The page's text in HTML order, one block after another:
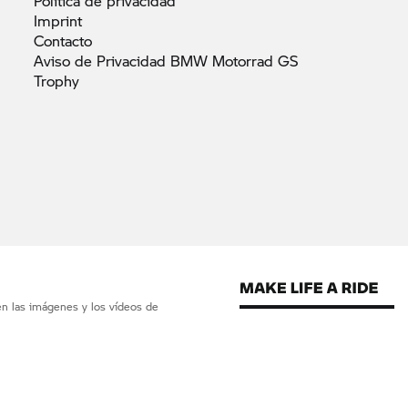
Imprint
Contacto
Aviso de Privacidad BMW Motorrad GS
Trophy
las imágenes y los vídeos de